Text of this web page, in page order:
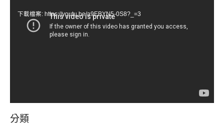
下載檔案: https://youtu.be/a9EBYN5-0S8?_=3
分類